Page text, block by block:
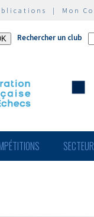
| Mon
Rechercher un club